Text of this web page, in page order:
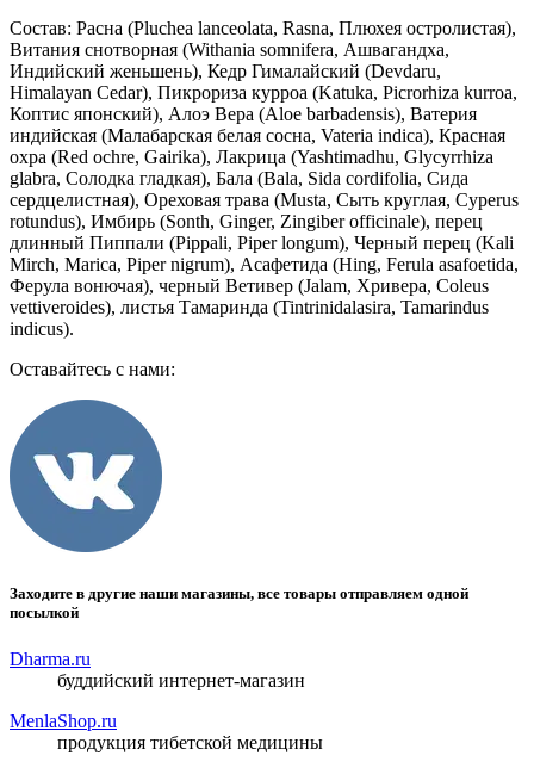
Состав: Расна (Pluchea lanceolata, Rasna, Плюхея остролистая),
Витания снотворная (Withania somnifera, Ашвагандха,
Индийский женьшень), Кедр Гималайский (Devdaru,
Himalayan Cedar), Пикрориза курроа (Katuka, Picrorhiza kurroa,
Коптис японский), Алоэ Вера (Aloe barbadensis), Ватерия
индийская (Малабарская белая сосна, Vateria indica), Красная
охра (Red ochre, Gairika), Лакрица (Yashtimadhu, Glycyrrhiza
glabra, Солодка гладкая), Бала (Bala, Sida cordifolia, Сида
сердцелистная), Ореховая трава (Musta, Сыть круглая, Cyperus
rotundus), Имбирь (Sonth, Ginger, Zingiber officinale), перец
длинный Пиппали (Pippali, Piper longum), Черный перец (Kali
Mirch, Marica, Piper nigrum), Асафетида (Hing, Ferula asafoetida,
Ферула вонючая), черный Ветивер (Jalam, Хривера, Coleus
vettiveroides), листья Тамаринда (Tintrinidalasira, Tamarindus
indicus).
Оставайтесь с нами:
Заходите в другие наши магазины, все товары отправляем одной
посылкой
Dharma.ru
буддийский интернет-магазин
MenlaShop.ru
продукция тибетской медицины